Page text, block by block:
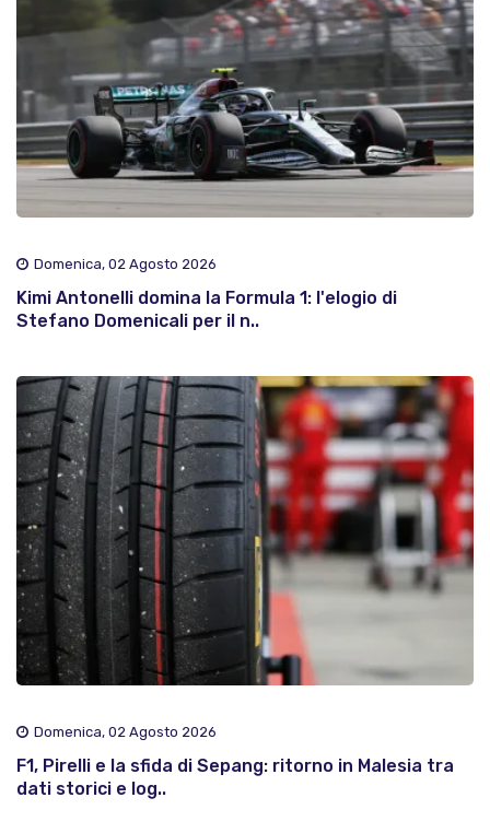
Domenica, 02 Agosto 2026
Kimi Antonelli domina la Formula 1: l'elogio di
Stefano Domenicali per il n..
Domenica, 02 Agosto 2026
F1, Pirelli e la sfida di Sepang: ritorno in Malesia tra
dati storici e log..